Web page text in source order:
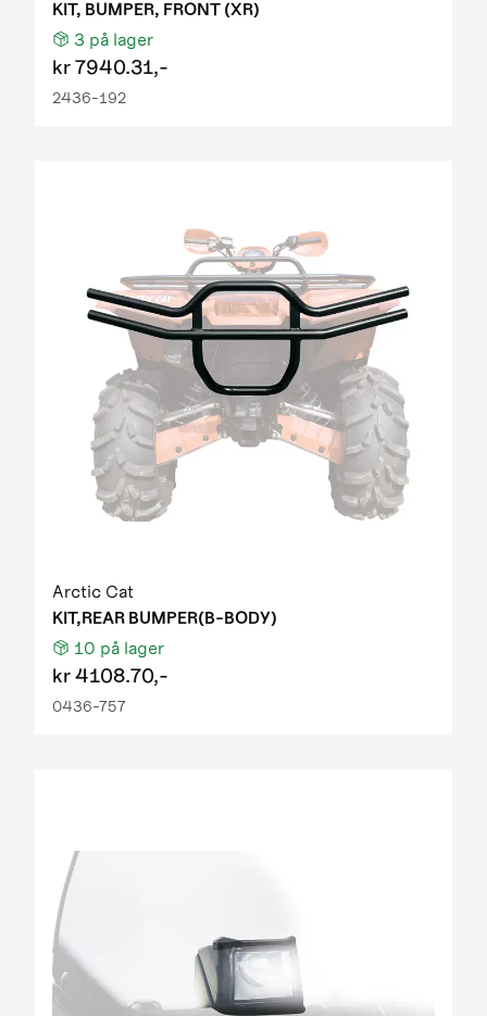
KIT, BUMPER, FRONT (XR)
3 på lager
kr7940.31,-
2436-192
Arctic Cat
KIT,REAR BUMPER(B-BODY)
10 på lager
kr4108.70,-
0436-757